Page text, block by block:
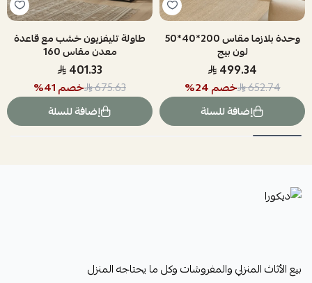
وحدة بلازما مقاس 200*40*50
لون بيج
499.34
652.74 خصم24
%
إضافة للسلة
طاولة تليفزيون خشب مع قاعدة
معدن مقاس 160
401.33
675.63 خصم41
%
إضافة للسلة
ديكورا
بيع الأثاث المنزلي والمفروشات وكل ما يحتاجه المنزل